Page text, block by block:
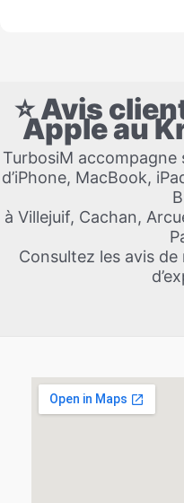
⭐ Avis
Apple au
TurbosiM accompagne
d’iPhone, MacBook,
à Villejuif, Cachan,
Consultez les avis